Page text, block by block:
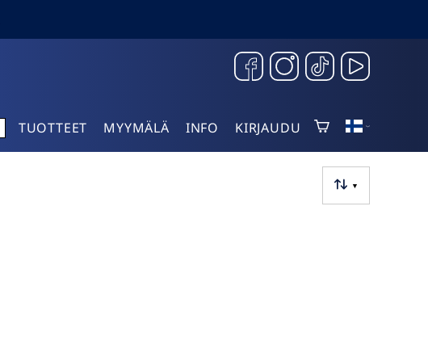
TUOTTEET MYYMÄLÄ INFO KIRJAUDU
▼